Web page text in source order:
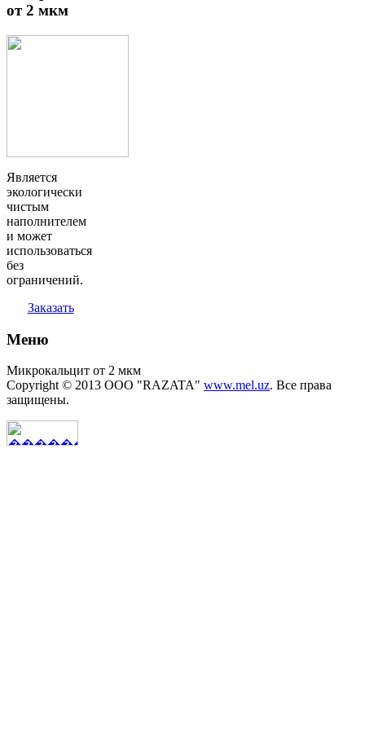
от 2 мкм
Является
экологически
чистым
наполнителем
и может
использоваться
без
ограничений.
Заказать
Меню
Микрокальцит от 2 мкм
Copyright © 2013 OOO "RAZATA" www.mel.uz. Все права
защищены.